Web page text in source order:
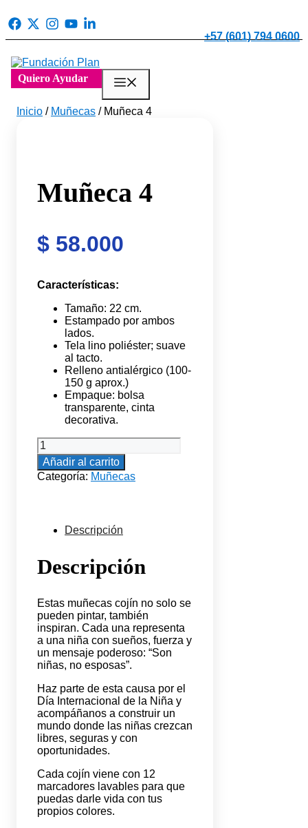
al
+57 (601) 794 0600
Quiero Ayudar
Inicio / Muñecas / Muñeca 4
Muñeca 4
$ 58.000
Características:
Tamaño: 22 cm.
Estampado por ambos
lados.
Tela lino poliéster; suave
al tacto.
Relleno antialérgico (100-
150 g aprox.)
Empaque: bolsa
transparente, cinta
decorativa.
Muñeca
4
cantidad
Añadir al carrito
Categoría: Muñecas
Descripción
Descripción
Estas muñecas cojín no solo se
pueden pintar, también
inspiran. Cada una representa
a una niña con sueños, fuerza y
un mensaje poderoso: “Son
niñas, no esposas”.
Haz parte de esta causa por el
Día Internacional de la Niña y
acompáñanos a construir un
mundo donde las niñas crezcan
libres, seguras y con
oportunidades.
Cada cojín viene con 12
marcadores lavables para que
puedas darle vida con tus
propios colores.